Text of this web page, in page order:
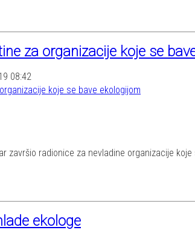
za organizacije koje se
08:42
završio radionice za nevladine organizacije
ekologe